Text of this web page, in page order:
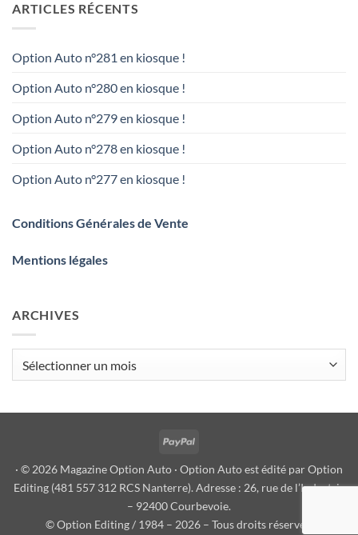
ARTICLES RÉCENTS
Option Auto n°281 en kiosque !
Option Auto n°280 en kiosque !
Option Auto n°279 en kiosque !
Option Auto n°278 en kiosque !
Option Auto n°277 en kiosque !
Conditions Générales de Vente
Mentions légales
ARCHIVES
PayPal
· © 2026 Magazine Option Auto · Option Auto est édité par Option
Editing (481 557 312 RCS Nanterre). Adresse : 26, rue de l’Industrie
– 92400 Courbevoie.
© Option Editing / 1984 – 2026 – Tous droits réservés.